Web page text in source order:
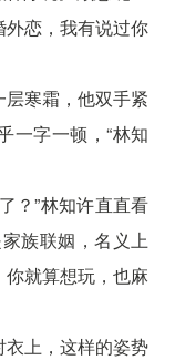
恋，我有说过你
寒霜，他双手紧
一字一顿，“林知
？”林知许直直看
族联姻，名义上
就算想玩，也麻
上，这样的姿势